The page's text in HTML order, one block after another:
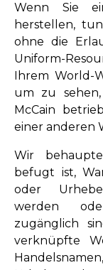
Wenn Sie
herstellen,
ohne die
Uniform-
Ihrem World-
um zu
McCain
einer anderen
Wir
befugt ist,
oder
werden
zugänglich
verknüpfte